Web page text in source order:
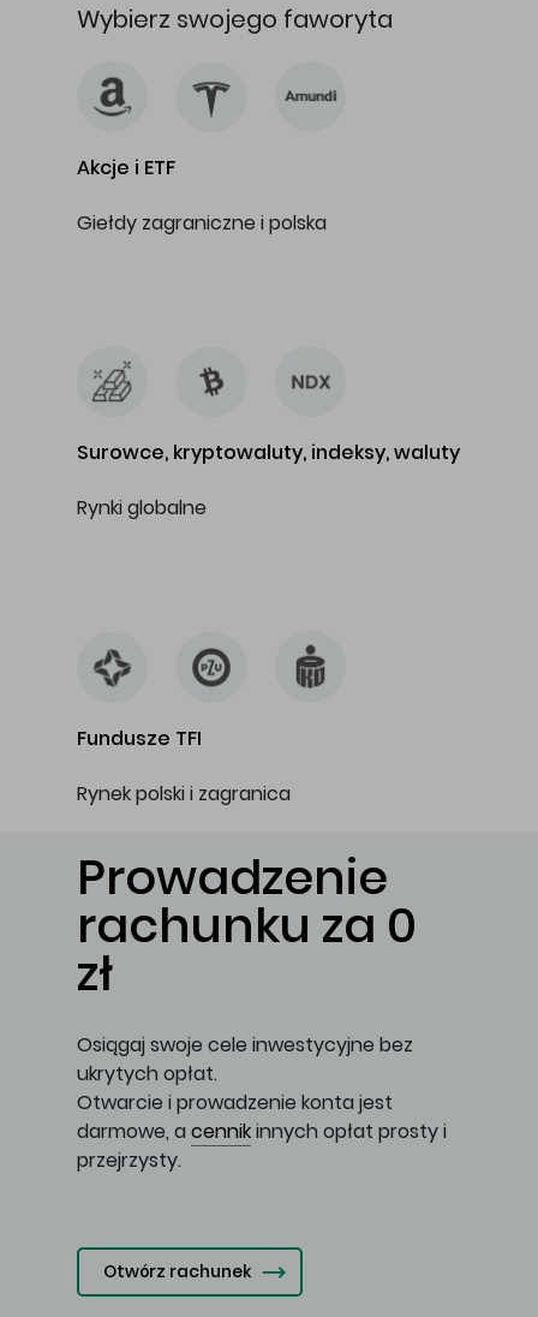
Wybierz swojego faworyta
Akcje i ETF
Giełdy zagraniczne i polska
Surowce, kryptowaluty, indeksy, waluty
Rynki globalne
Fundusze TFI
Rynek polski i zagranica
Prowadzenie
rachunku za 0
zł
Osiągaj swoje cele inwestycyjne bez
ukrytych opłat.
Otwarcie i prowadzenie konta jest
darmowe, a cennikinnych opłat prosty i
przejrzysty.
Otwórz rachunek